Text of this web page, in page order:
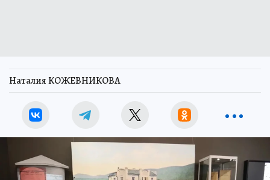
Наталия КОЖЕВНИКОВА